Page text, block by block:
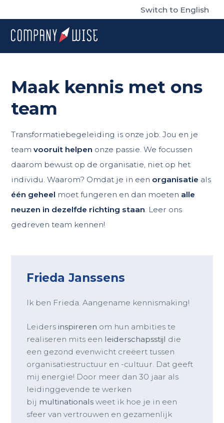
Switch to English
Maak kennis met ons
team
Transformatiebegeleiding is onze job. Jou en je
teamvooruit helpen onze passie. We focussen
daarom bewust op de organisatie, niet op het
individu. Waarom? Omdat je in een organisatie als
één geheel moet fungeren en dan moeten alle
neuzen in dezelfde richting staan . Leer ons
gedreven team kennen!
Frieda Janssens
Ik ben Frieda. Aangename kennismaking!
Leiders inspireren om hun ambities te
realiseren mits een leiderschapsstijl die
een gezond evenwicht creëert tussen
organisatiestructuur en -cultuur. Dat geeft
mij energie! Door meer dan 30 jaar als
leidinggevende te werken
bij multinationals weet ik hoe je in een
sfeer van vertrouwen en gezamenlijk